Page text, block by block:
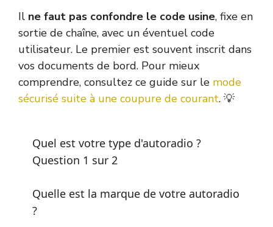
Il ne faut pas confondre le code usine, fixe en
sortie de chaîne, avec un éventuel code
utilisateur. Le premier est souvent inscrit dans
vos documents de bord. Pour mieux
comprendre, consultez ce guide sur le mode
sécurisé suite à une coupure de courant. 💡
Quel est votre type d'autoradio ?
Question 1 sur 2
Quelle est la marque de votre autoradio
?